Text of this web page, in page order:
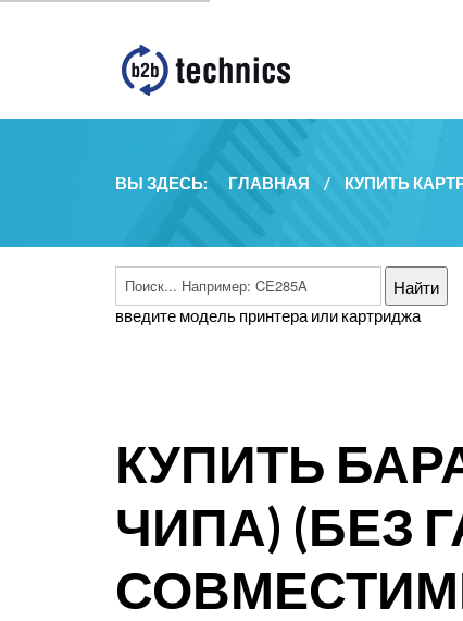
ВЫ ЗДЕСЬ: ГЛАВНАЯ / КУПИТЬ
введите модель принтера или картриджа
КУПИТЬ
ЧИПА) (БЕЗ